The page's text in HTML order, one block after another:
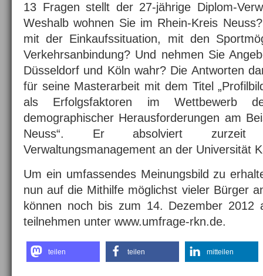
13 Fragen stellt der 27-jährige Diplom-
Weshalb wohnen Sie im Rhein-Kreis
mit der Einkaufssituation, mit den
Verkehrsanbindung? Und nehmen Sie
Düsseldorf und Köln wahr? Die Antworten
für seine Masterarbeit mit dem Titel
als Erfolgsfaktoren im Wettbewerb
demographischer Herausforderungen am
Neuss“. Er absolviert zurzeit
Verwaltungsmanagement an der Universität
Um ein umfassendes Meinungsbild zu
nun auf die Mithilfe möglichst vieler Bürger
können noch bis zum 14. Dezember 2012
teilnehmen unter www.umfrage-rkn.de.
teilen teilen mitteilen